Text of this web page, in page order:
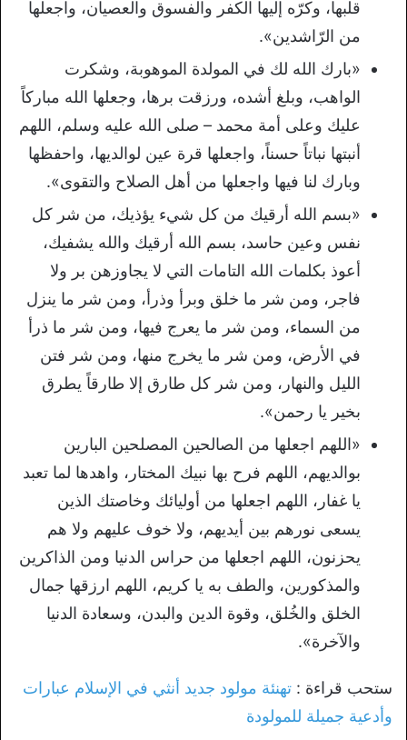
قلبها، وكرّه إليها الكفر والفسوق والعصيان، واجعلها
من الرّاشدين».
«بارك الله لك في المولدة الموهوبة، وشكرت
الواهب، وبلغ أشده، ورزقت برها، وجعلها الله مباركاً
عليك وعلى أمة محمد – صلى الله عليه وسلم، اللهم
أنبتها نباتاً حسناً، واجعلها قرة عين لوالديها، واحفظها
وبارك لنا فيها واجعلها من أهل الصلاح والتقوى».
«بسم الله أرقيك من كل شيء يؤذيك، من شر كل
نفس وعين حاسد، بسم الله أرقيك والله يشفيك،
أعوذ بكلمات الله التامات التي لا يجاوزهن بر ولا
فاجر، ومن شر ما خلق وبرأ وذرأ، ومن شر ما ينزل
من السماء، ومن شر ما يعرج فيها، ومن شر ما ذرأ
في الأرض، ومن شر ما يخرج منها، ومن شر فتن
الليل والنهار، ومن شر كل طارق إلا طارقاً يطرق
بخير يا رحمن».
«اللهم اجعلها من الصالحين المصلحين البارين
بوالديهم، اللهم فرح بها نبيك المختار، واهدها لما تعبد
يا غفار، اللهم اجعلها من أوليائك وخاصتك الذين
يسعى نورهم بين أيديهم، ولا خوف عليهم ولا هم
يحزنون، اللهم اجعلها من حراس الدنيا ومن الذاكرين
والمذكورين، والطف به يا كريم، اللهم ارزقها جمال
الخلق والخُلق، وقوة الدين والبدن، وسعادة الدنيا
والآخرة».
ستحب قراءة : تهنئة مولود جديد أنثي في الإسلام عبارات
وأدعية جميلة للمولودة